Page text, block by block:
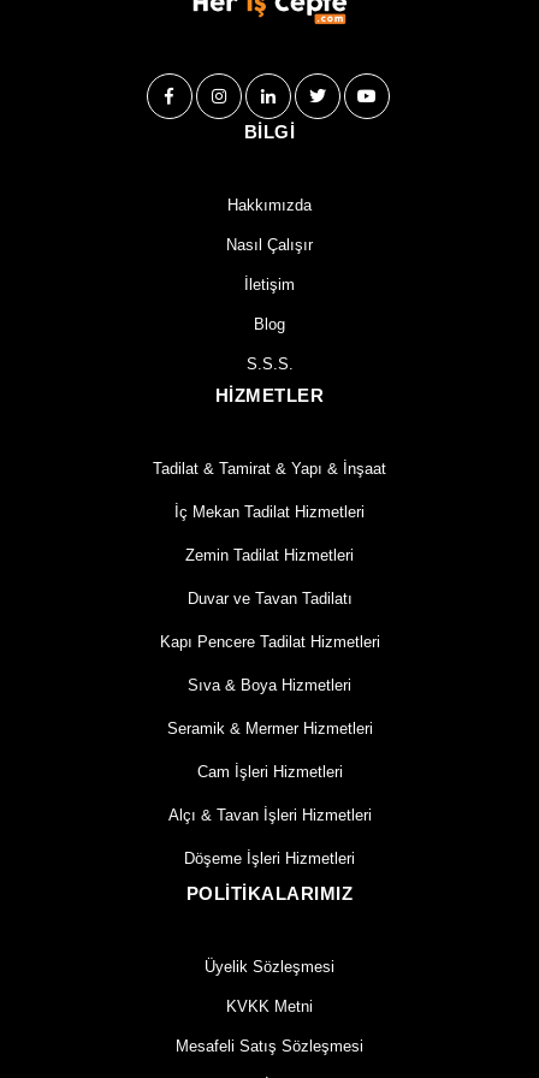
BİLGİ
Hakkımızda
Nasıl Çalışır
İletişim
Blog
S.S.S.
HİZMETLER
Tadilat & Tamirat & Yapı & İnşaat
İç Mekan Tadilat Hizmetleri
Zemin Tadilat Hizmetleri
Duvar ve Tavan Tadilatı
Kapı Pencere Tadilat Hizmetleri
Sıva & Boya Hizmetleri
Seramik & Mermer Hizmetleri
Cam İşleri Hizmetleri
Alçı & Tavan İşleri Hizmetleri
Döşeme İşleri Hizmetleri
POLİTİKALARIMIZ
Üyelik Sözleşmesi
KVKK Metni
Mesafeli Satış Sözleşmesi